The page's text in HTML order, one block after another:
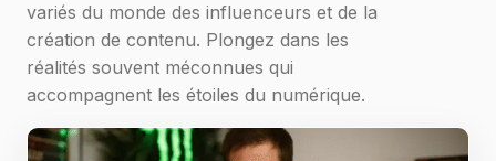
variés du monde des influenceurs et de la
création de contenu. Plongez dans les
réalités souvent méconnues qui
accompagnent les étoiles du numérique.